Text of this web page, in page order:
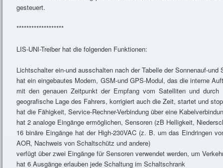
gesteuert.
*******************
LIS-UNI-Treiber hat die folgenden Funktionen:
Lichtschalter ein-und ausschalten nach der Tabelle der Sonnenauf-und
hat ein eingebautes Modem, GSM-und GPS-Modul, das die interne
mit den genauen Zeitpunkt der Empfang vom Satelliten und durch
geografische Lage des Fahrers, korrigiert auch die Zeit, startet und
hat die Fähigkeit, Service-Rechner-Verbindung über eine
hat 2 analoge Eingänge ermöglichen, Sensoren (zB Helligkeit,
16 binäre Eingänge hat der High-230VAC (z. B. um das Eindringen
AOR, Nachweis von Schaltschütz und andere)
verfügt über zwei Eingänge für Sensoren verwendet werden, um
hat 6 Ausgänge erlauben jede Schaltung im Schaltschrank